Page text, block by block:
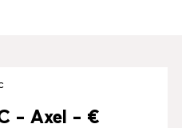
- Axel - €